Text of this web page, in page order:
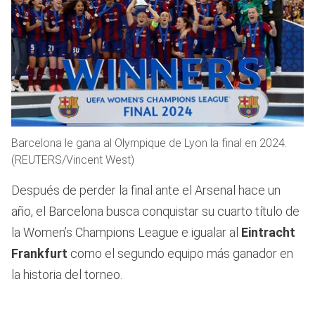
Barcelona le gana al Olympique de Lyon la final en 2024.
(REUTERS/Vincent West)
Después de perder la final ante el Arsenal hace un
año, el Barcelona busca conquistar su cuarto título de
la Women’s Champions League e igualar al Eintracht
Frankfurt como el segundo equipo más ganador en
la historia del torneo.